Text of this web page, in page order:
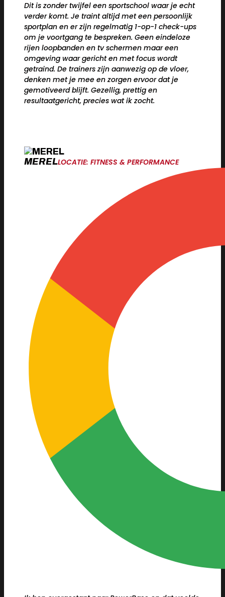
Dit is zonder twijfel een sportschool waar je echt
verder komt. Je traint altijd met een persoonlijk
sportplan en er zijn regelmatig 1-op-1 check-ups
om je voortgang te bespreken. Geen eindeloze
rijen loopbanden en tv schermen maar een
omgeving waar gericht en met focus wordt
getraind. De trainers zijn aanwezig op de vloer,
denken met je mee en zorgen ervoor dat je
gemotiveerd blijft. Gezellig, prettig en
resultaatgericht, precies wat ik zocht.
MERELLOCATIE: FITNESS & PERFORMANCE